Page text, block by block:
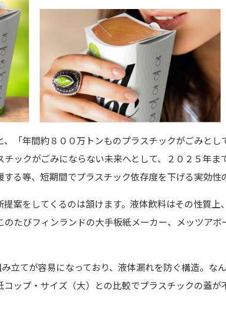
「年間約８００万トンものプラスチックがごみと
ックがごみにならない未来へとして、２０２５年
る等、短期間でプラスチック依存度を下げる実効性
案をしてくるのは頷けます。液体飲料はその性質上
たびフィンランドの大手板紙メーカー、メッツア
立てが容易になっており、液体漏れを防ぐ構造。な
ップ・サイズ（大）との比較でプラスチックの蓋